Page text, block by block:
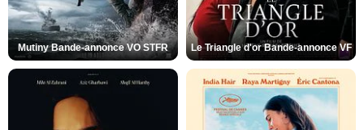
Mutiny Bande-annonce VO STFR Le Triangle d'or Bande-annonce VF